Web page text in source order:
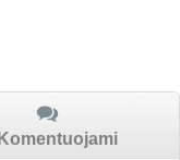
Komentuojami